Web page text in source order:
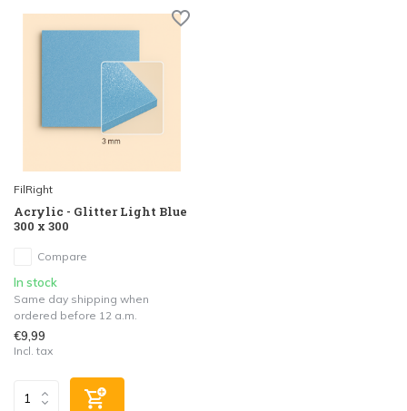
FilRight
Acrylic - Glitter Light Blue
300 x 300
Compare
In stock
Same day shipping when
ordered before 12 a.m.
€9,99
Incl. tax